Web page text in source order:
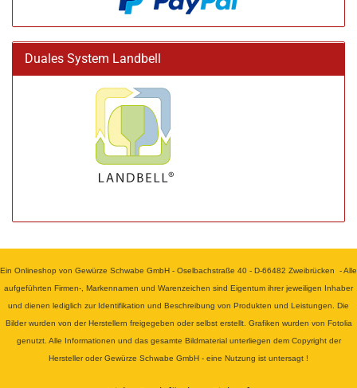
Duales System Landbell
Ein Onlineshop von Gewürze Schwabe GmbH - Oselbachstraße 40 - D-66482 Zweibrücken - Alle
aufgeführten Firmen-, Markennamen und Warenzeichen sind Eigentum ihrer jeweiligen Inhaber
und dienen lediglich zur Identifikation und Beschreibung von Produkten und Leistungen. Die
Bilder wurden von der Herstellern freigegeben oder selbst erstellt. Grafiken wurden von Fotolia
genutzt. Alle Informationen und das gesamte Bildmaterial unterliegen dem Copyright der
Hersteller oder Gewürze Schwabe GmbH - eine Nutzung ist untersagt !